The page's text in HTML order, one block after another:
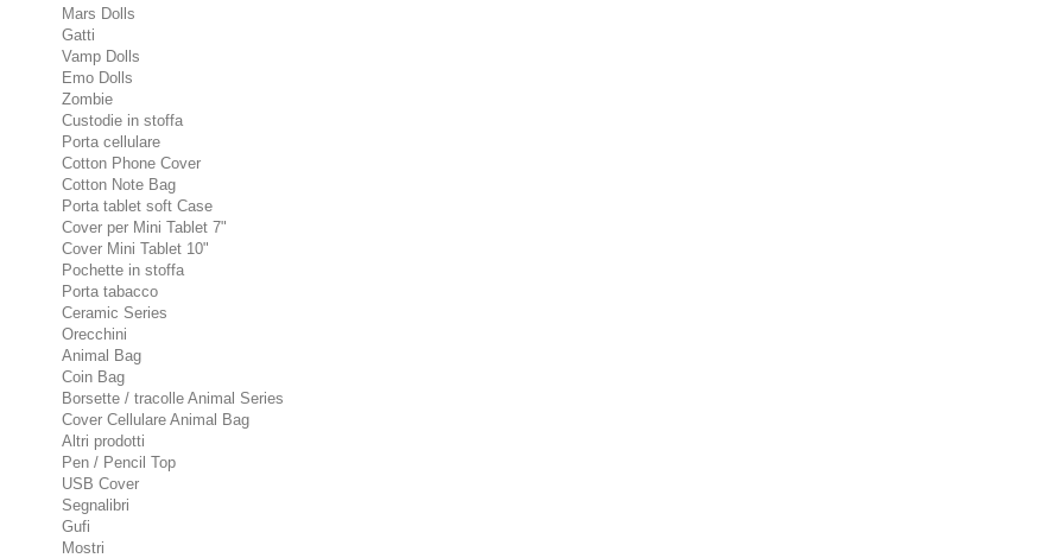
Mars Dolls
Gatti
Vamp Dolls
Emo Dolls
Zombie
Custodie in stoffa
Porta cellulare
Cotton Phone Cover
Cotton Note Bag
Porta tablet soft Case
Cover per Mini Tablet 7"
Cover Mini Tablet 10"
Pochette in stoffa
Porta tabacco
Ceramic Series
Orecchini
Animal Bag
Coin Bag
Borsette / tracolle Animal Series
Cover Cellulare Animal Bag
Altri prodotti
Pen / Pencil Top
USB Cover
Segnalibri
Gufi
Mostri